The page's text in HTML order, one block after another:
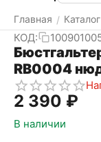
Главная / Каталог
КОД:
RB0004
2 390 ₽
В наличии